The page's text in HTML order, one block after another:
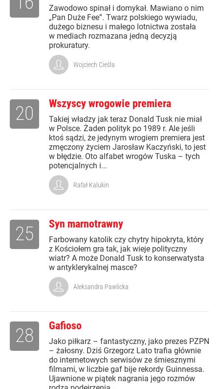
Zawodowo spinał i domykał. Mawiano o nim
„Pan Duże Fee”. Twarz polskiego wywiadu,
dużego biznesu i małego lotnictwa została
w mediach rozmazana jedną decyzją
prokuratury.
Wojciech Cieśla
Wszyscy wrogowie premiera
Takiej władzy jak teraz Donald Tusk nie miał
w Polsce. Żaden polityk po 1989 r. Ale jeśli
ktoś sądzi, że jedynym wrogiem premiera jest
zmęczony życiem Jarosław Kaczyński, to jest
w błędzie. Oto alfabet wrogów Tuska – tych
potencjalnych i...
20
Rafał Kalukin
Syn marnotrawny
Farbowany katolik czy chytry hipokryta, który
z Kościołem gra tak, jak wieje polityczny
wiatr? A może Donald Tusk to konserwatysta
w antyklerykalnej masce?
25
Aleksandra Pawlicka
Gafioso
Jako piłkarz – fantastyczny, jako prezes PZPN
– żałosny. Dziś Grzegorz Lato trafia głównie
do internetowych serwisów ze śmiesznymi
filmami, w liczbie gaf bije rekordy Guinnessa.
Ujawnione w piątek nagrania jego rozmów
28